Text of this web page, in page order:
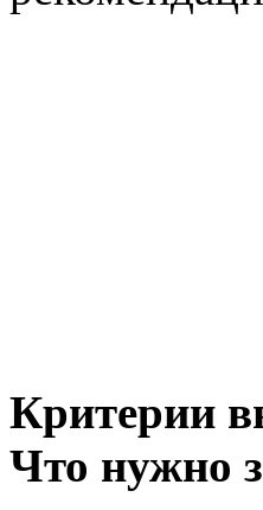
Критерии
Что нужно